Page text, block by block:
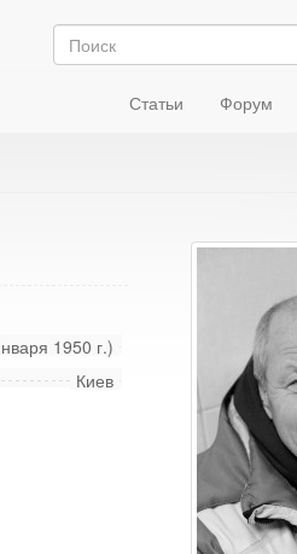
Статьи Форум
1950 г.)
Киев